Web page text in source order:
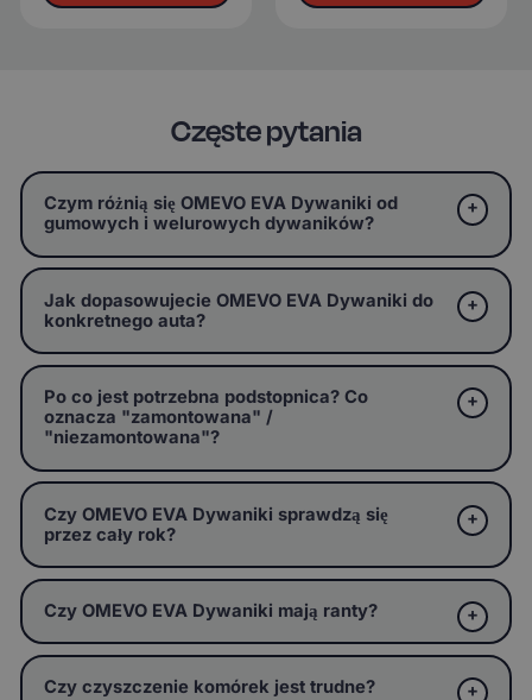
Częste pytania
Czym różnią się OMEVO EVA Dywaniki od
gumowych i welurowych dywaników?
Jak dopasowujecie OMEVO EVA Dywaniki do
konkretnego auta?
Po co jest potrzebna podstopnica? Co
oznacza "zamontowana" /
"niezamontowana"?
Czy OMEVO EVA Dywaniki sprawdzą się
przez cały rok?
Czy OMEVO EVA Dywaniki mają ranty?
Czy czyszczenie komórek jest trudne?